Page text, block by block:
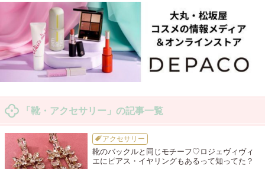
「靴・アクセサリー」の記事一覧
アクセサリー
靴のバックルと同じモチーフ♡ロジェヴィヴィ
エにピアス・イヤリングもあるって知ってた？